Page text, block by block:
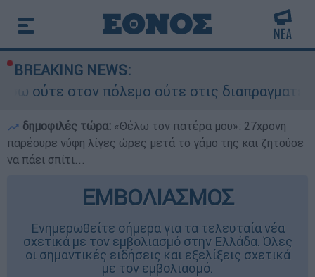
BREAKING NEWS:
πόλεμο ούτε στις διαπραγματεύσεις» - Οι
δημοφιλές τώρα: «Θέλω τον πατέρα μου»: 27χρονη
παρέσυρε νύφη λίγες ώρες μετά το γάμο της και ζητούσε
να πάει σπίτι...
ΕΜΒΟΛΙΑΣΜΟΣ
Ενημερωθείτε σήμερα για τα τελευταία νέα
σχετικά με τον εμβολιασμό στην Ελλάδα. Όλες
οι σημαντικές ειδήσεις και εξελίξεις σχετικά
με τον εμβολιασμό.